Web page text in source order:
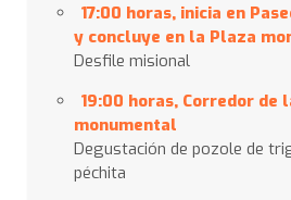
17:00 horas, inicia en
y concluye en la Plaza
Desfile misional
19:00 horas, Corredor de
monumental
Degustación de pozole de
péchita